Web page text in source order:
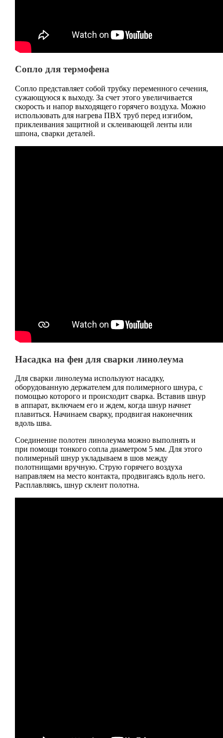
Сопло для термофена
Сопло представляет собой трубку переменного сечения,
сужающуюся к выходу. За счет этого увеличивается
скорость и напор выходящего горячего воздуха. Можно
использовать для нагрева ПВХ труб перед изгибом,
приклеивания защитной и склеивающей ленты или
шпона, сварки деталей.
Насадка на фен для сварки линолеума
Для сварки линолеума используют насадку,
оборудованную держателем для полимерного шнура, с
помощью которого и происходит сварка. Вставив шнур
в аппарат, включаем его и ждем, когда шнур начнет
плавиться. Начинаем сварку, продвигая наконечник
вдоль шва.
Соединение полотен линолеума можно выполнять и
при помощи тонкого сопла диаметром 5 мм. Для этого
полимерный шнур укладываем в шов между
полотнищами вручную. Струю горячего воздуха
направляем на место контакта, продвигаясь вдоль него.
Расплавляясь, шнур склеит полотна.